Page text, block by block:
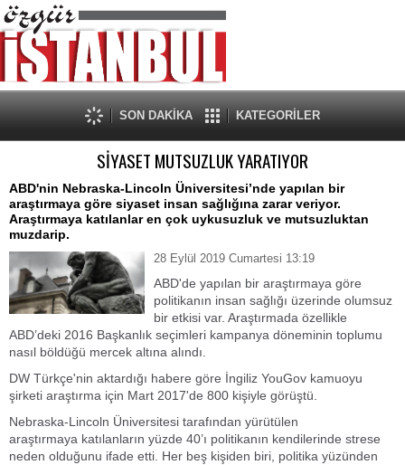
SON DAKİKA KATEGORİLER
SİYASET MUTSUZLUK YARATIYOR
ABD'nin Nebraska-Lincoln Üniversitesi’nde yapılan bir
araştırmaya göre siyaset insan sağlığına zarar veriyor.
Araştırmaya katılanlar en çok uykusuzluk ve mutsuzluktan
muzdarip.
28 Eylül 2019 Cumartesi 13:19
ABD'de yapılan bir araştırmaya göre
politikanın insan sağlığı üzerinde olumsuz
bir etkisi var. Araştırmada özellikle
ABD’deki 2016 Başkanlık seçimleri kampanya döneminin toplumu
nasıl böldüğü mercek altına alındı.
DW Türkçe'nin aktardığı habere göre İngiliz YouGov kamuoyu
şirketi araştırma için Mart 2017'de 800 kişiyle görüştü.
Nebraska-Lincoln Üniversitesi tarafından yürütülen
araştırmaya katılanların yüzde 40’ı politikanın kendilerinde strese
neden olduğunu ifade etti. Her beş kişiden biri, politika yüzünden